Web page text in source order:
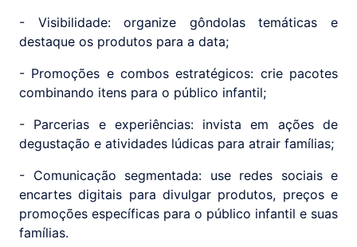
- Visibilidade: organize gôndolas temáticas e
destaque os produtos para a data;
- Promoções e combos estratégicos: crie pacotes
combinando itens para o público infantil;
- Parcerias e experiências: invista em ações de
degustação e atividades lúdicas para atrair famílias;
- Comunicação segmentada: use redes sociais e
encartes digitais para divulgar produtos, preços e
promoções específicas para o público infantil e suas
famílias.